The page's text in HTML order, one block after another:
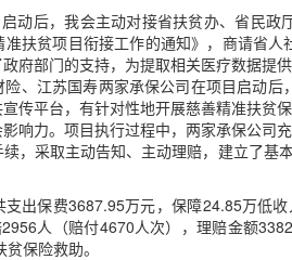
动后，我会主动对接省扶贫办、省民
准扶贫项目衔接工作的通知》，商请省
府部门的支持，为提取相关医疗数据
、江苏国寿两家承保公司在项目启动
传平台，有针对性地开展慈善精准扶贫
响力。项目执行过程中，两家承保公司
，采取主动告知、主动理赔，建立了基
出保费3687.95万元，保障24.85万低
人（赔付4670人次），理赔金额
保险救助。